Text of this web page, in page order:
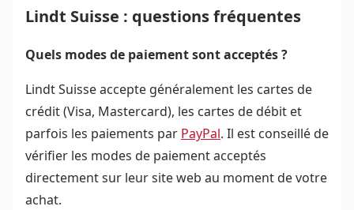
Lindt Suisse : questions fréquentes
Quels modes de paiement sont acceptés ?
Lindt Suisse accepte généralement les cartes de
crédit (Visa, Mastercard), les cartes de débit et
parfois les paiements par PayPal. Il est conseillé de
vérifier les modes de paiement acceptés
directement sur leur site web au moment de votre
achat.